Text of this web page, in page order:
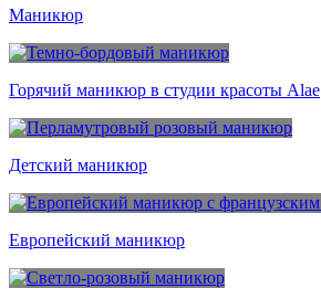
Маникюр
Горячий маникюр в студии красоты Alae
Детский маникюр
Европейский маникюр